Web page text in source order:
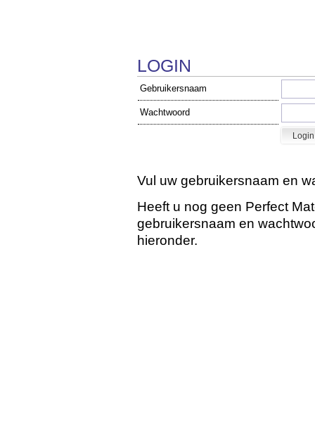
LOGIN
Gebruikersnaam
Wachtwoord
Vul uw gebruikersnaam en
Heeft u nog geen Perfect
gebruikersnaam en
hieronder.